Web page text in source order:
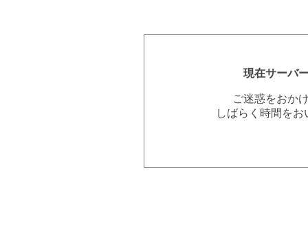
現在サーバ
ご迷惑をおか
しばらく時間を